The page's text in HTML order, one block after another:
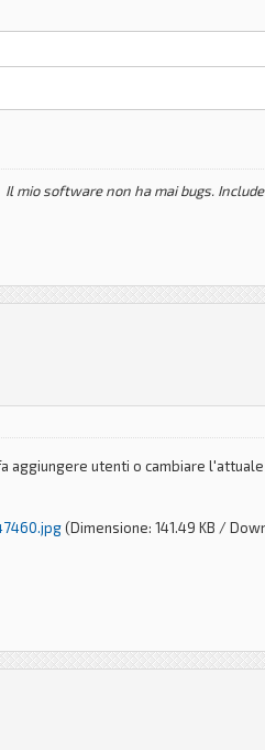
Il mio software non ha mai bugs.
aggiungere utenti o cambiare
(Dimensione: 141.49 KB /